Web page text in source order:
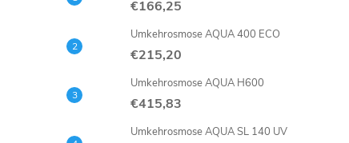
€166,25
Umkehrosmose AQUA 400 ECO
€215,20
Umkehrosmose AQUA H600
€415,83
Umkehrosmose AQUA SL 140 UV